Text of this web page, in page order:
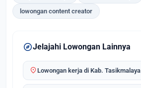
lowongan content creator
exploreJelajahi Lowongan Lainnya
location_onLowongan kerja di Kab. Tasikmalaya